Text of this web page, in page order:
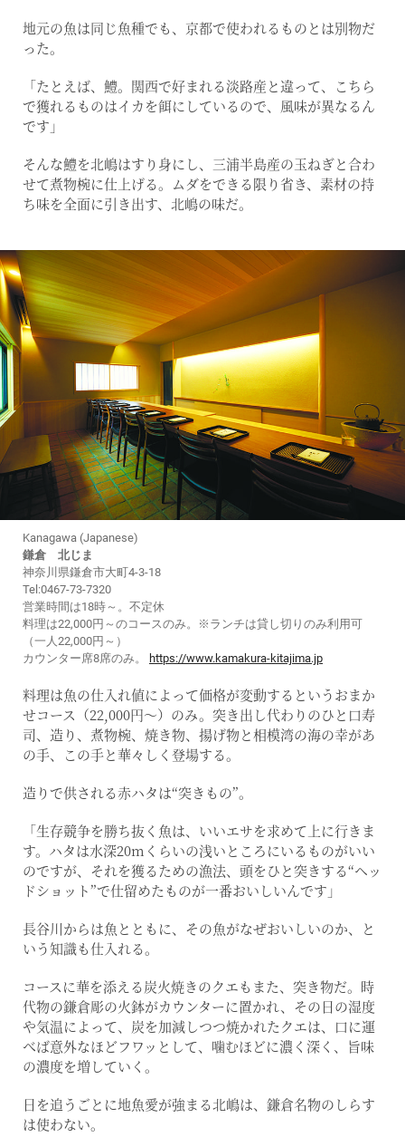
Kanagawa (Japanese)
鎌倉 北じま
神奈川県鎌倉市大町4-3-18
Tel:0467-73-7320
営業時間は18時～。不定休
料理は22,000円～のコースのみ。※ランチは貸し切りのみ利用可
（一人22,000円～）
カウンター席8席のみ。
https://www.kamakura-kitajima.jp
地元の魚は同じ魚種でも、京都で使われるものとは別物だ
った。
「たとえば、鱧。関西で好まれる淡路産と違って、こちら
で獲れるものはイカを餌にしているので、風味が異なるん
です」
そんな鱧を北嶋はすり身にし、三浦半島産の玉ねぎと合わ
せて煮物椀に仕上げる。ムダをできる限り省き、素材の持
ち味を全面に引き出す、北嶋の味だ。
料理は魚の仕入れ値によって価格が変動するというおまか
せコース（22,000円〜）のみ。突き出し代わりのひと口寿
司、造り、煮物椀、焼き物、揚げ物と相模湾の海の幸があ
の手、この手と華々しく登場する。
造りで供される赤ハタは“突きもの”。
「生存競争を勝ち抜く魚は、いいエサを求めて上に行きま
す。ハタは水深20mくらいの浅いところにいるものがいい
のですが、それを獲るための漁法、頭をひと突きする“ヘッ
ドショット”で仕留めたものが一番おいしいんです」
長谷川からは魚とともに、その魚がなぜおいしいのか、と
いう知識も仕入れる。
コースに華を添える炭火焼きのクエもまた、突き物だ。時
代物の鎌倉彫の火鉢がカウンターに置かれ、その日の湿度
や気温によって、炭を加減しつつ焼かれたクエは、口に運
べば意外なほどフワッとして、噛むほどに濃く深く、旨味
の濃度を増していく。
日を追うごとに地魚愛が強まる北嶋は、鎌倉名物のしらす
は使わない。